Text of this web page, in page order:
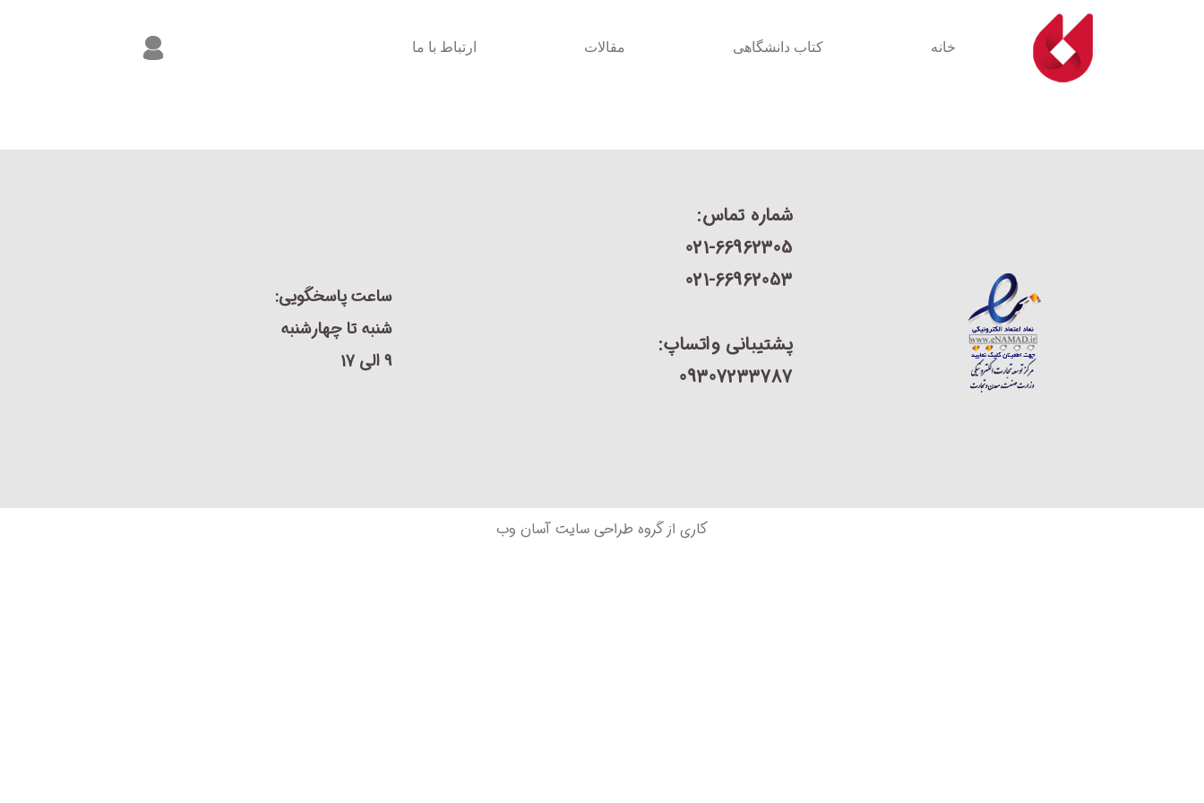
خانه کتاب دانشگاهی مقالات ارتباط با ما
شماره تماس:
021-66962305
021-66962053
پشتیبانی واتساپ:
09307233787
ساعت پاسخگویی:
شنبه تا چهارشنبه
9 الی 17
کاری از گروه طراحی سایت آسان وب